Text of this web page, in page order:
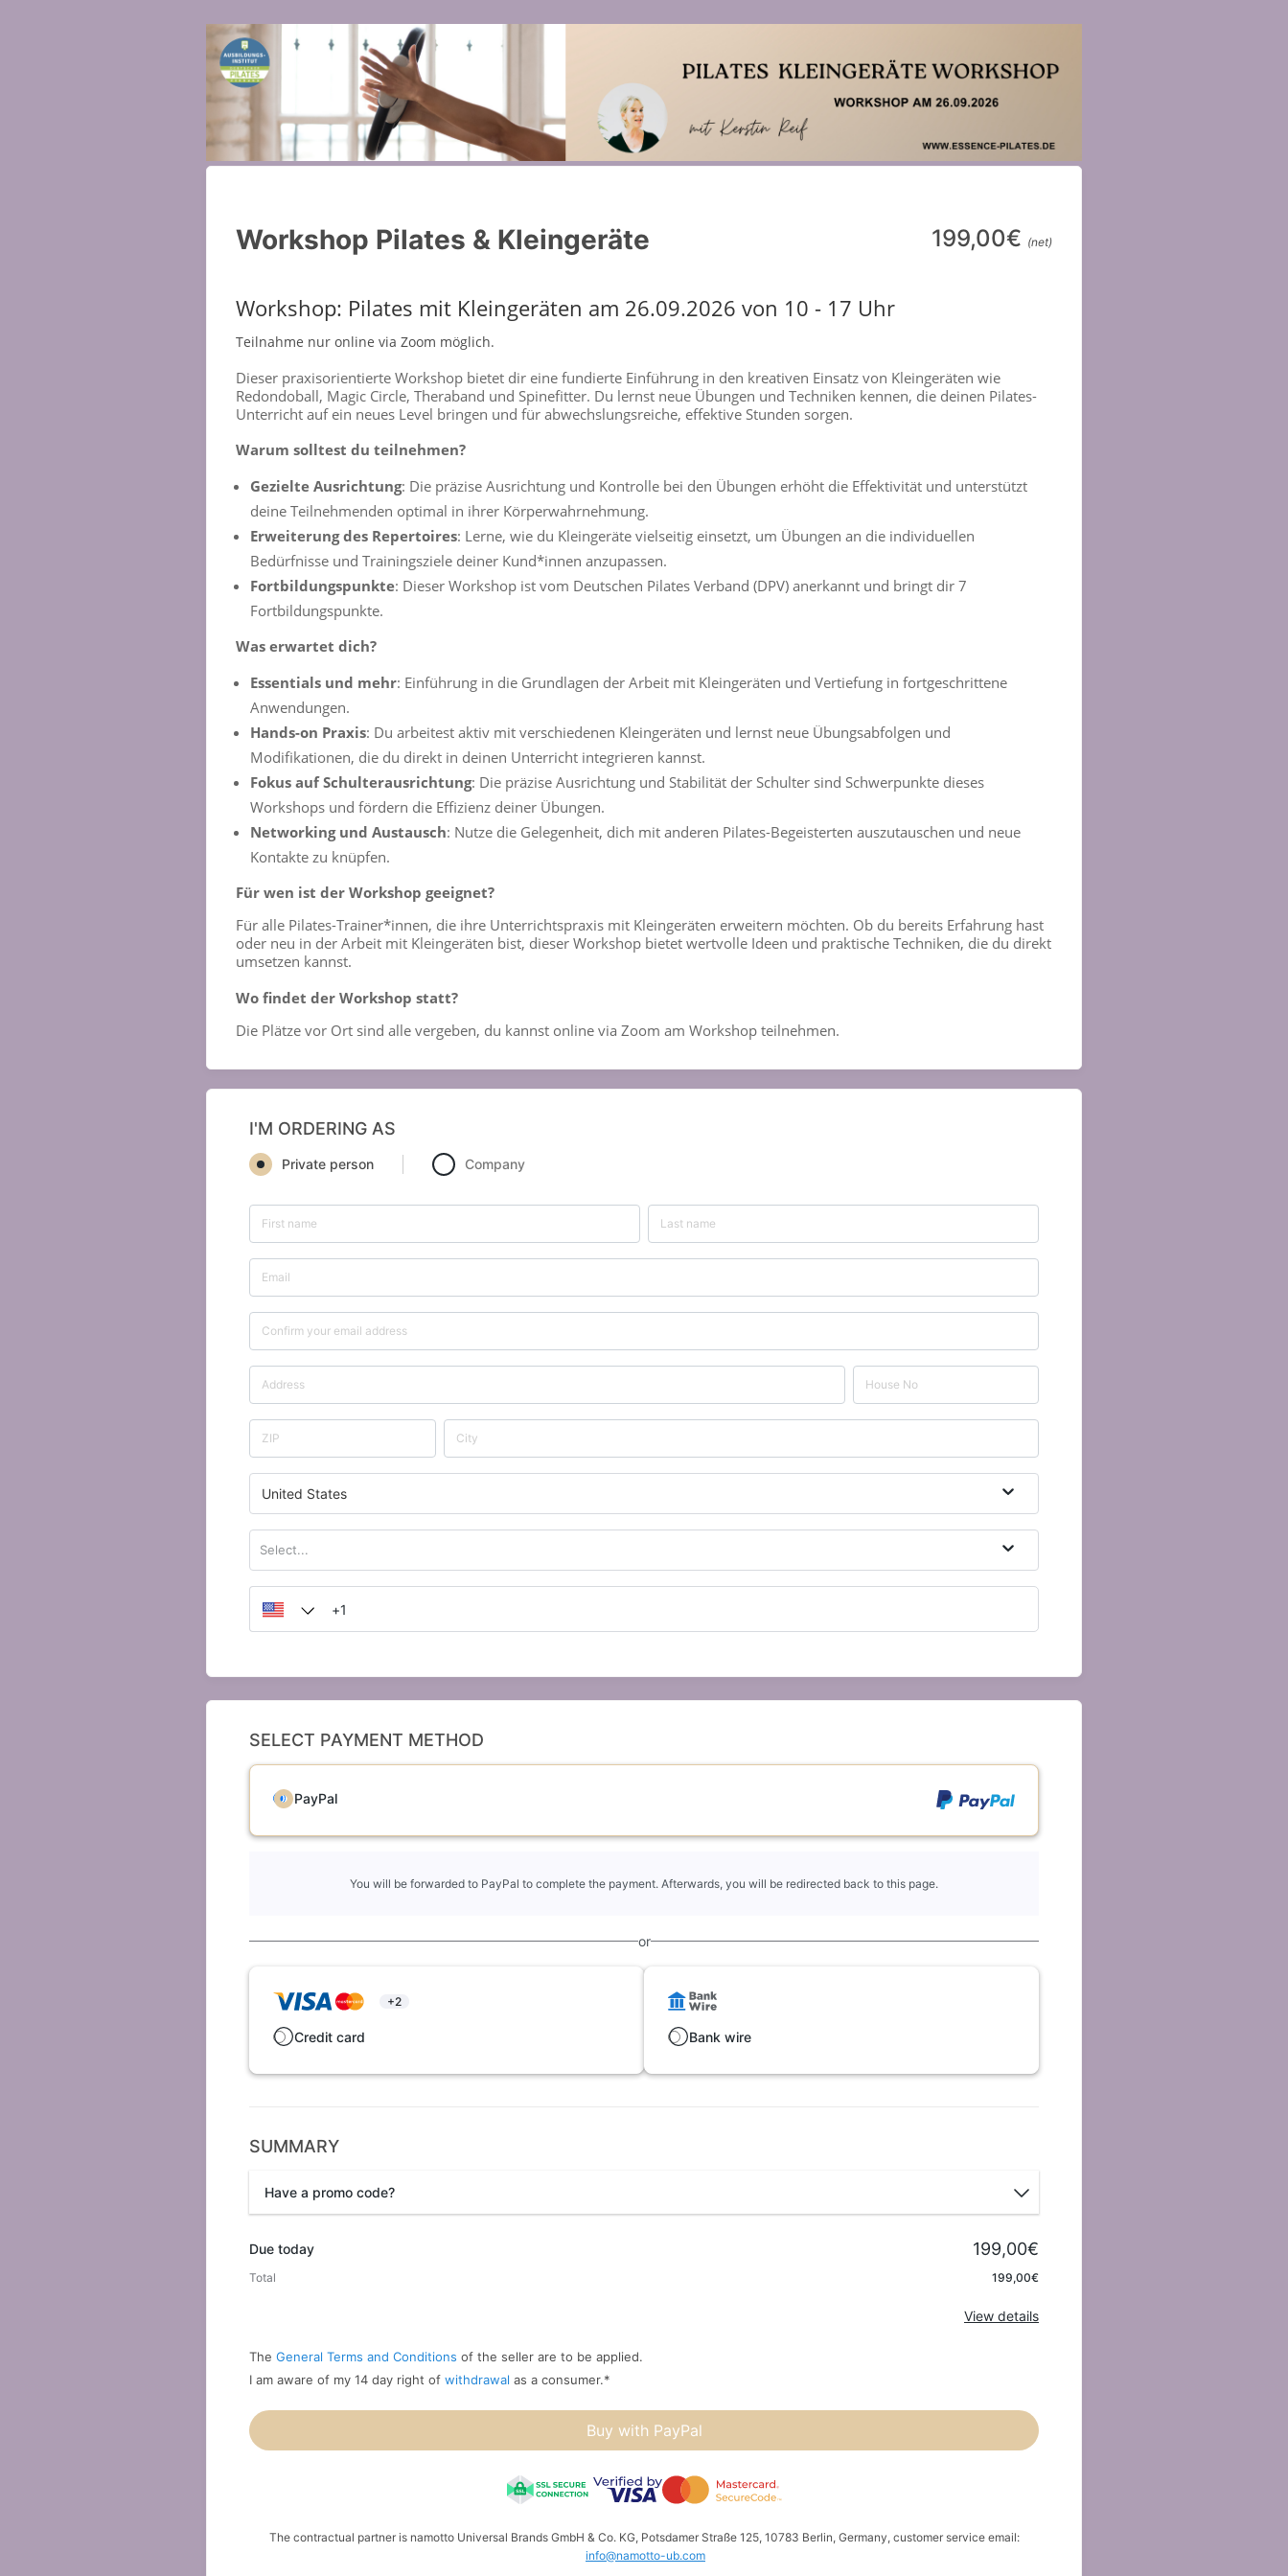
Workshop Pilates & Kleingeräte 199,00€ (net)
Workshop: Pilates mit Kleingeräten am 26.09.2026 von 10 - 17 Uhr
Teilnahme nur online via Zoom möglich.
Dieser praxisorientierte Workshop bietet dir eine fundierte Einführung in den kreativen Einsatz von Kleingeräten wie
Redondoball, Magic Circle, Theraband und Spinefitter. Du lernst neue Übungen und Techniken kennen, die deinen Pilates-
Unterricht auf ein neues Level bringen und für abwechslungsreiche, effektive Stunden sorgen.
Warum solltest du teilnehmen?
Gezielte Ausrichtung: Die präzise Ausrichtung und Kontrolle bei den Übungen erhöht die Effektivität und unterstützt
deine Teilnehmenden optimal in ihrer Körperwahrnehmung.
Erweiterung des Repertoires: Lerne, wie du Kleingeräte vielseitig einsetzt, um Übungen an die individuellen
Bedürfnisse und Trainingsziele deiner Kund*innen anzupassen.
Fortbildungspunkte: Dieser Workshop ist vom Deutschen Pilates Verband (DPV) anerkannt und bringt dir 7
Fortbildungspunkte.
Was erwartet dich?
Essentials und mehr: Einführung in die Grundlagen der Arbeit mit Kleingeräten und Vertiefung in fortgeschrittene
Anwendungen.
Hands-on Praxis: Du arbeitest aktiv mit verschiedenen Kleingeräten und lernst neue Übungsabfolgen und
Modifikationen, die du direkt in deinen Unterricht integrieren kannst.
Fokus auf Schulterausrichtung: Die präzise Ausrichtung und Stabilität der Schulter sind Schwerpunkte dieses
Workshops und fördern die Effizienz deiner Übungen.
Networking und Austausch: Nutze die Gelegenheit, dich mit anderen Pilates-Begeisterten auszutauschen und neue
Kontakte zu knüpfen.
Für wen ist der Workshop geeignet?
Für alle Pilates-Trainer*innen, die ihre Unterrichtspraxis mit Kleingeräten erweitern möchten. Ob du bereits Erfahrung hast
oder neu in der Arbeit mit Kleingeräten bist, dieser Workshop bietet wertvolle Ideen und praktische Techniken, die du direkt
umsetzen kannst.
Wo findet der Workshop statt?
Die Plätze vor Ort sind alle vergeben, du kannst online via Zoom am Workshop teilnehmen.
I'M ORDERING AS
Private person Company
United States
Select...
SELECT PAYMENT METHOD
PayPal
You will be forwarded to PayPal to complete the payment. Afterwards, you will be redirected back to this page.
or
+2
Credit card Bank wire
SUMMARY
Have a promo code?
Due today 199,00€
Total 199,00€
View details
The General Terms and Conditions of the seller are to be applied.
I am aware of my 14 day right of withdrawal as a consumer.*
Buy with PayPal
The contractual partner is namotto Universal Brands GmbH & Co. KG, Potsdamer Straße 125, 10783 Berlin, Germany, customer service email:
info@namotto-ub.com